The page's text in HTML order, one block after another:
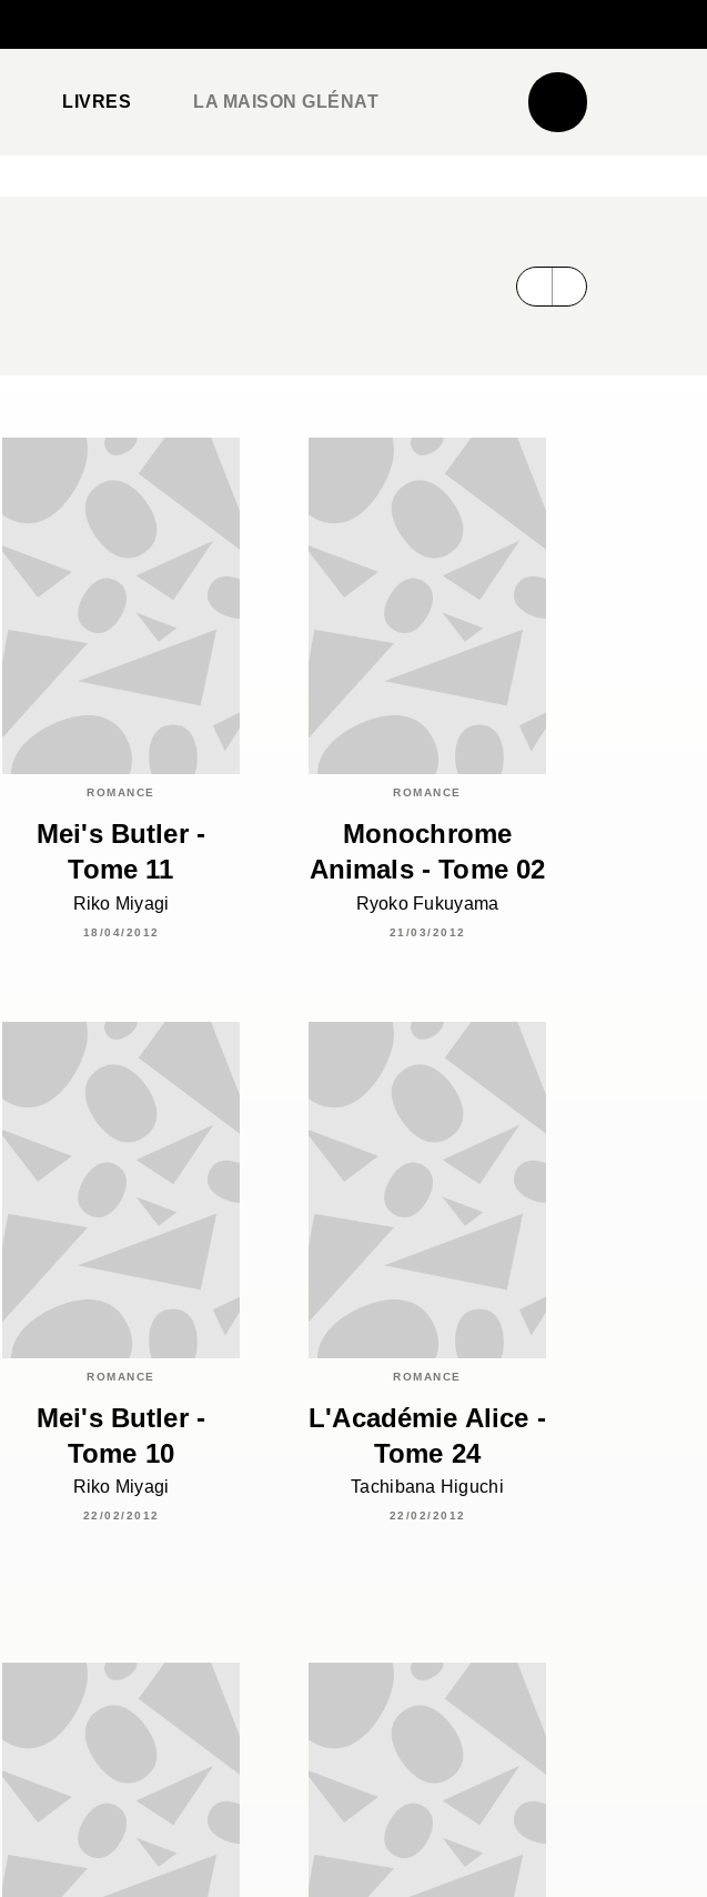
LIVRES LA MAISON GLÉNAT
ROMANCE
Mei's Butler -
Tome 11
Riko Miyagi
18/04/2012
ROMANCE
Monochrome
Animals - Tome 02
Ryoko Fukuyama
21/03/2012
ROMANCE
Mei's Butler -
Tome 10
Riko Miyagi
22/02/2012
ROMANCE
L'Académie Alice -
Tome 24
Tachibana Higuchi
22/02/2012